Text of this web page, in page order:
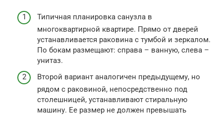
Типичная планировка санузла в
многоквартирной квартире. Прямо от дверей
устанавливается раковина с тумбой и зеркалом.
По бокам размещают: справа – ванную, слева –
унитаз.
Второй вариант аналогичен предыдущему, но
рядом с раковиной, непосредственно под
столешницей, устанавливают стиральную
машину. Ее размер не должен превышать